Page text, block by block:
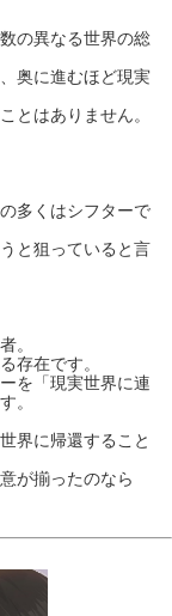
の異なる世界の総
奥に進むほど現実
とはありません。
多くはシフターで
と狙っていると言
。
存在です。
を「現実世界に連
。
界に帰還すること
が揃ったのなら